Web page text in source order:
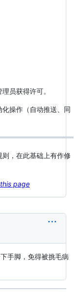
员获得许可。
操作（自动推送、同
则，在此基础上有作修
page
手脚，免得被挑毛病